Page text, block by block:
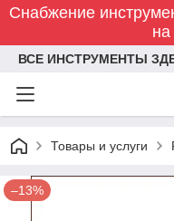
Снабжение
ВСЕ ИНСТРУМЕНТЫ
Товары и услуги
–13%